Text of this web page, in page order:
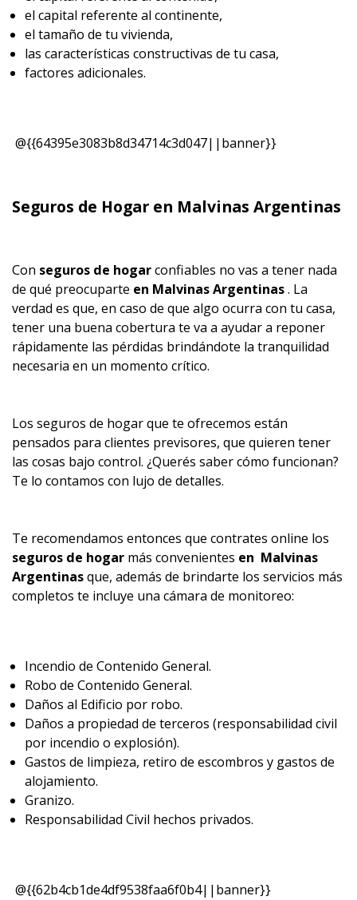
el capital referente al continente,
el tamaño de tu vivienda,
las características constructivas de tu casa,
factores adicionales.
@{{64395e3083b8d34714c3d047||banner}}
Seguros de Hogar en Malvinas Argentinas
Con seguros de hogarconfiables no vas a tener nada
de qué preocuparte en Malvinas Argentinas. La
verdad es que, en caso de que algo ocurra con tu casa,
tener una buena cobertura te va a ayudar a reponer
rápidamente las pérdidas brindándote la tranquilidad
necesaria en un momento crítico.
Los seguros de hogar que te ofrecemos están
pensados para clientes previsores, que quieren tener
las cosas bajo control. ¿Querés saber cómo funcionan?
Te lo contamos con lujo de detalles.
Te recomendamos entonces que contrates online los
seguros de hogar más convenientes en Malvinas
Argentinasque, además de brindarte los servicios más
completos te incluye una cámara de monitoreo:
Incendio de Contenido General.
Robo de Contenido General.
Daños al Edificio por robo.
Daños a propiedad de terceros (responsabilidad civil
por incendio o explosión).
Gastos de limpieza, retiro de escombros y gastos de
alojamiento.
Granizo.
Responsabilidad Civil hechos privados.
@{{62b4cb1de4df9538faa6f0b4||banner}}